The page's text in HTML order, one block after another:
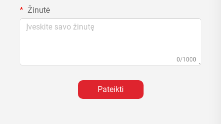
Žinutė
0/1000
Pateikti